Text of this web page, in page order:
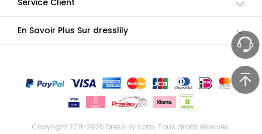
En Savoir Plus Sur dresslily
Copyright 2011-2026 DressLily.com. Tous droits réservés.